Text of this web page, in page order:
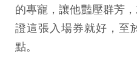
的專寵，讓他豔壓群芳
證這張入場券就好，至
點。